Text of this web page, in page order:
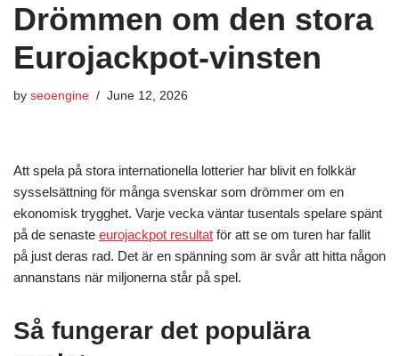
Drömmen om den stora
Eurojackpot-vinsten
by seoengine June 12, 2026
Att spela på stora internationella lotterier har blivit en folkkär
sysselsättning för många svenskar som drömmer om en
ekonomisk trygghet. Varje vecka väntar tusentals spelare spänt
på de senaste eurojackpot resultat för att se om turen har fallit
på just deras rad. Det är en spänning som är svår att hitta någon
annanstans när miljonerna står på spel.
Så fungerar det populära